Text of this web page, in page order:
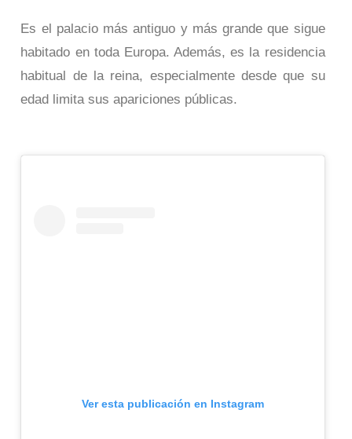
Es el palacio más antiguo y más grande que sigue
habitado en toda Europa. Además, es la residencia
habitual de la reina, especialmente desde que su
edad limita sus apariciones públicas.
Ver esta publicación en Instagram